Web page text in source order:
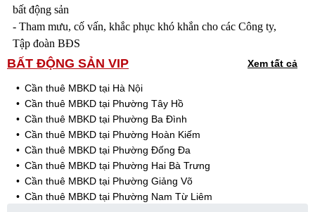
bất động sản
- Tham mưu, cố vấn, khắc phục khó khắn cho các Công ty,
Tập đoàn BĐS
BẤT ĐỘNG SẢN VIP Xem tất cả
Cần thuê MBKD tại Hà Nội
Cần thuê MBKD tại Phường Tây Hồ
Cần thuê MBKD tại Phường Ba Đình
Cần thuê MBKD tại Phường Hoàn Kiếm
Cần thuê MBKD tại Phường Đống Đa
Cần thuê MBKD tại Phường Hai Bà Trưng
Cần thuê MBKD tại Phường Giảng Võ
Cần thuê MBKD tại Phường Nam Từ Liêm